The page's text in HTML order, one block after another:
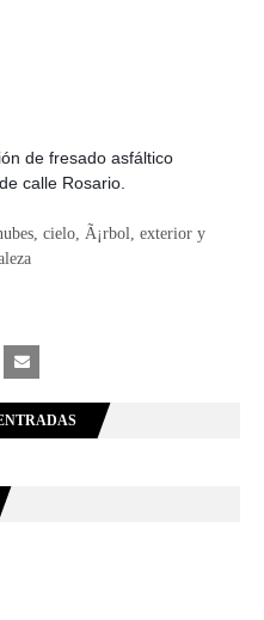
de fresado asfáltico
calle Rosario.